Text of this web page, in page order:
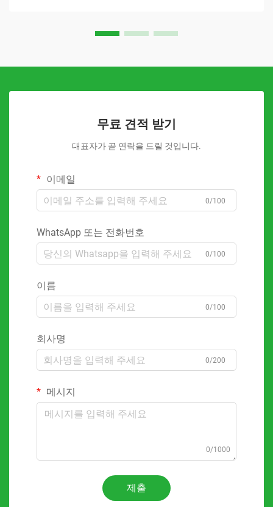
무료 견적 받기
대표자가 곧 연락을 드릴 것입니다.
이메일
0/100
WhatsApp 또는 전화번호
0/100
이름
0/100
회사명
0/200
메시지
0/1000
제출